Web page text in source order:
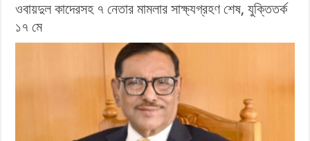
ওবায়দুল কাদেরসহ ৭ নেতার মামলার সাক্ষ্যগ্রহণ শেষ, যুক্তিতর্ক
১৭ মে